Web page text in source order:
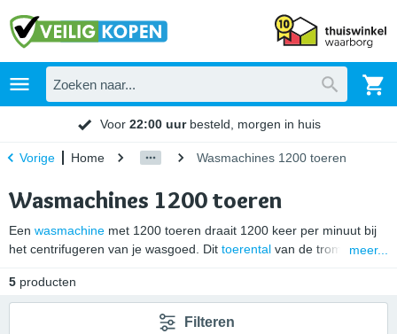
Voor 22:00 uurbesteld, morgen in huis
Vorige Home Wasmachines 1200 toeren
Wasmachines 1200 toeren
Een wasmachine met 1200 toeren draait 1200 keer per minuut bij
het centrifugeren van je wasgoed. Dit toerental van de trommel
1200 toeren wasmachines blijft je was na afloop van het
wasprogramma nog vrij nat. Dit komt omdat het
restvochtpercentage gemiddeld 52% is. Hoewel je wasgoed na het
meer...
5 producten
Filteren